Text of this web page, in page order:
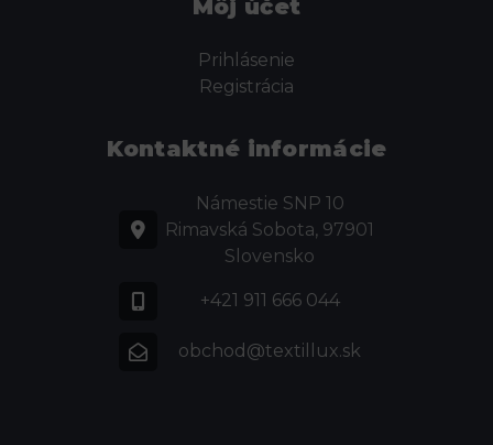
Môj účet
Prihlásenie
Registrácia
Kontaktné informácie
Námestie SNP 10
Rimavská Sobota, 97901
Slovensko
+421 911 666 044
obchod@textillux.sk